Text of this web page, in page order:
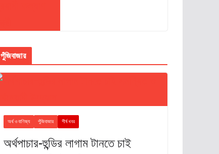
পুঁজিবাজার
অর্থ ও বাণিজ্য পুঁজিবাজার শীর্ষ খবর
অর্থপাচার-হুন্ডির লাগাম টানতে চাই